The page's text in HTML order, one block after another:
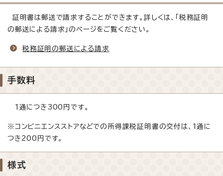
証明書は郵送で請求することができます。詳しくは、「税務証明
の郵送による請求」のページをご覧ください。
税務証明の郵送による請求
手数料
1通につき300円です。
※コンビニエンスストアなどでの所得課税証明書の交付は、1通に
つき200円です。
様式